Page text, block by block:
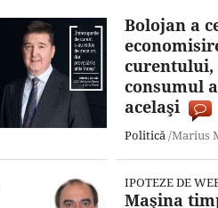
Bolojan a
curentului,
consumul
acelaşi
Politică /Marius
IPOTEZE DE
Maşina